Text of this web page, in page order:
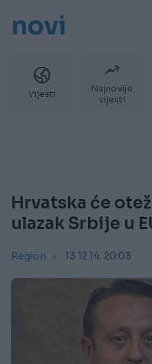
novi
Vijesti
Najnovije
vijesti
Hrvatska će
ulazak Srbije u
Region 13.12.14. 20:03